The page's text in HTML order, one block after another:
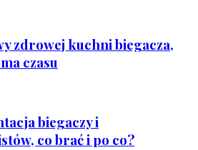
zdrowej kuchni biegacza,
czasu
biegaczy i
co brać i po co?